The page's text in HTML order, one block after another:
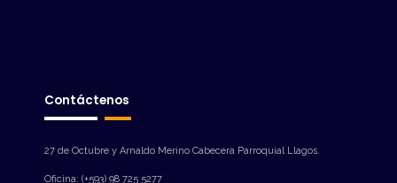
Contáctenos
27 de Octubre y Arnaldo Merino Cabecera Parroquial Llagos.
Oficina: (+593) 98 725 5277